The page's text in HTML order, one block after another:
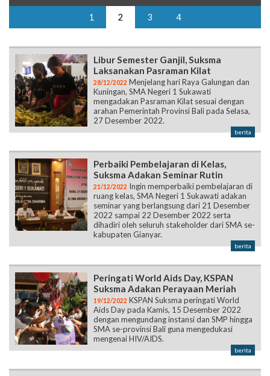
1 2 3 4
Libur Semester Ganjil, Suksma
Laksanakan Pasraman Kilat
28/12/2022 Menjelang hari Raya Galungan dan
Kuningan, SMA Negeri 1 Sukawati
mengadakan Pasraman Kilat sesuai dengan
arahan Pemerintah Provinsi Bali pada Selasa,
27 Desember 2022.
berita
Perbaiki Pembelajaran di Kelas,
Suksma Adakan Seminar Rutin
21/12/2022 Ingin memperbaiki pembelajaran di
ruang kelas, SMA Negeri 1 Sukawati adakan
seminar yang berlangsung dari 21 Desember
2022 sampai 22 Desember 2022 serta
dihadiri oleh seluruh stakeholder dari SMA se-
kabupaten Gianyar.
berita
Peringati World Aids Day, KSPAN
Suksma Adakan Perayaan Meriah
19/12/2022 KSPAN Suksma peringati World
Aids Day pada Kamis, 15 Desember 2022
dengan mengundang instansi dan SMP hingga
SMA se-provinsi Bali guna mengedukasi
mengenai HIV/AIDS.
berita